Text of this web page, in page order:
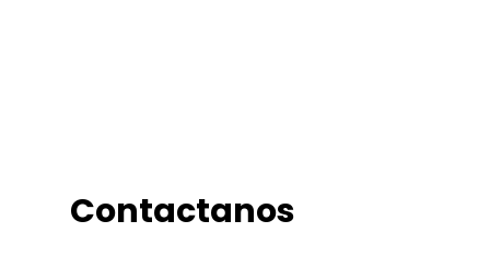
Contactanos